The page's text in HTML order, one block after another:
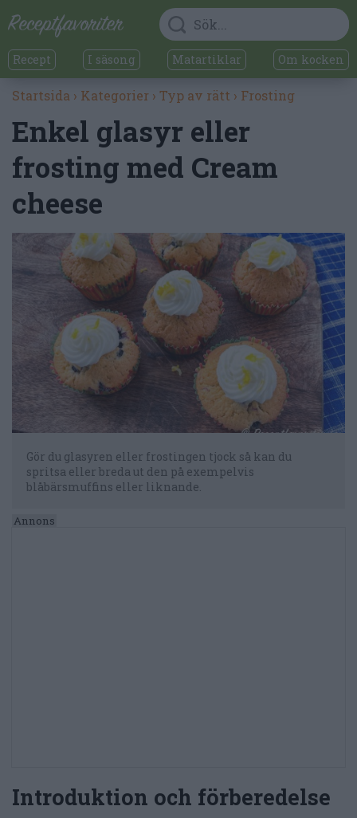
Recept I säsong Matartiklar Om kocken
Startsida › Kategorier › Typ av rätt › Frosting
Enkel glasyr eller
frosting med Cream
cheese
Gör du glasyren eller frostingen tjock så kan du
spritsa eller breda ut den på exempelvis
blåbärsmuffins eller liknande.
Introduktion och förberedelse